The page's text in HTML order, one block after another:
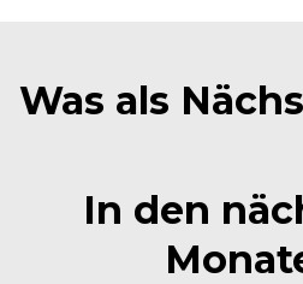
Was als
In den